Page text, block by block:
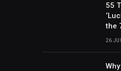
55
the
26